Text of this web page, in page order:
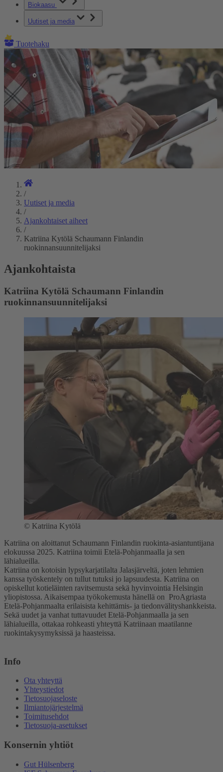
Biokaasu
Uutiset ja media
Tuotehaku
/
Uutiset ja media
/
Ajankohtaiset aiheet
/
Katriina Kytölä Schaumann Finlandin
ruokinnansuunnitelijaksi
Ajankohtaista
Katriina Kytölä Schaumann Finlandin
ruokinnansuunnitelijaksi
© Katriina Kytölä
Katriina on aloittanut Schaumann Finlandin ruokinta-asiantuntijana
elokuussa 2025. Katriina toimii Etelä-Pohjanmaalla ja sen
lähialueilla.
Katriina on kotoisin lypsykarjatilalta Jalasjärveltä, joten lehmien
kanssa työskentely on tullut tutuksi jo lapsuudesta. Katriina on
opiskellut kotieläinten ravitsemusta sekä hyvinvointia Helsingin
yliopistossa. Aikaisempaa työkokemusta hänellä on ProAgriasta
Etelä-Pohjanmaalta erilaisista kehittämis- ja tiedonvälityshankkeista.
Sekä uudet ja vanhat tuttavuudet Etelä-Pohjanmaalla ja sen
lähialueilla, ottakaa rohkeasti yhteyttä Katriinaan maatilanne
ruokintakysymyksissä ja haasteissa.
Info
Ota yhteyttä
Yhteystiedot
Tietosuojaseloste
Ilmiantojärjestelmä
Toimitusehdot
Tietosuoja-asetukset
Konsernin yhtiöt
Gut Hülsenberg